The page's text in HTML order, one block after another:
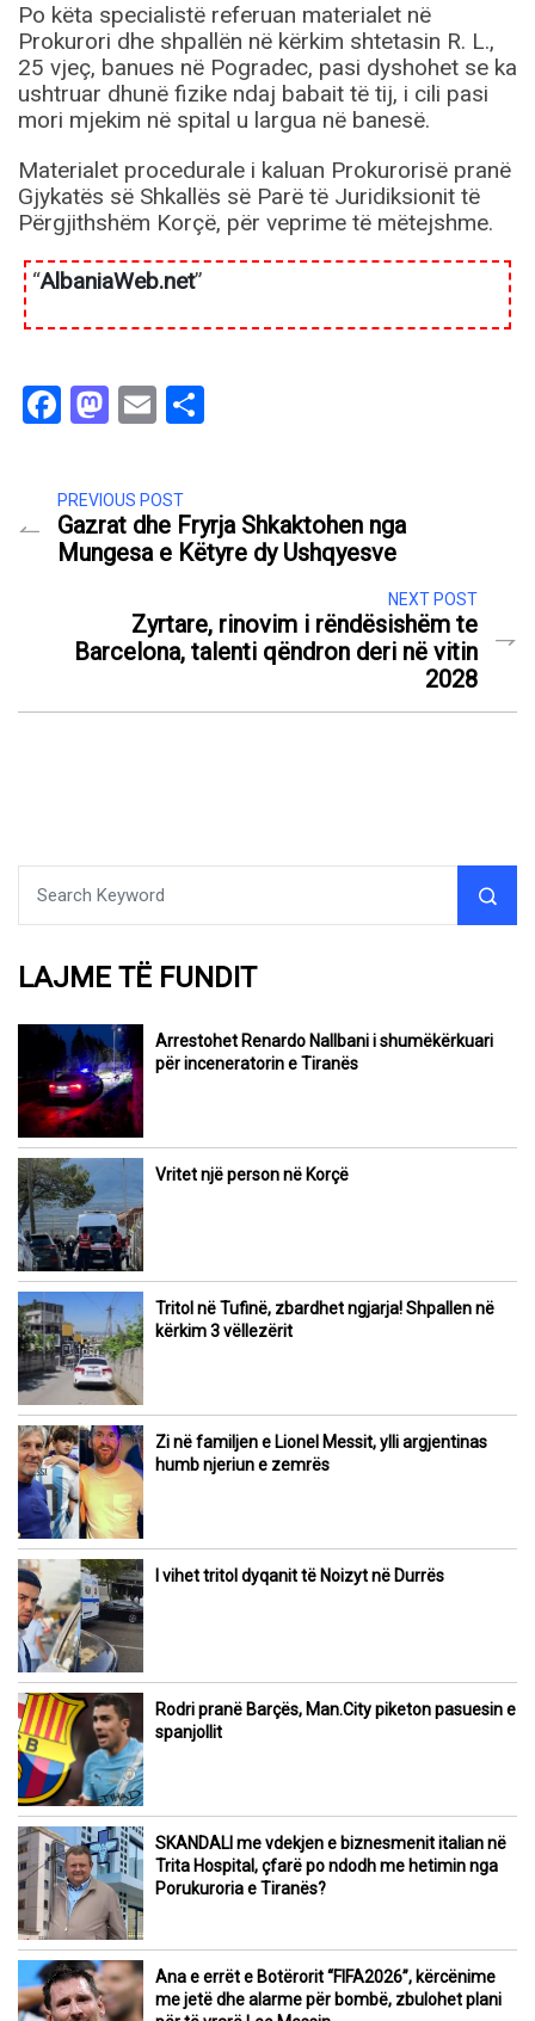
Po këta specialistë referuan materialet në
Prokurori dhe shpallën në kërkim shtetasin R. L.,
25 vjeç, banues në Pogradec, pasi dyshohet se ka
ushtruar dhunë fizike ndaj babait të tij, i cili pasi
mori mjekim në spital u largua në banesë.
Materialet procedurale i kaluan Prokurorisë pranë
Gjykatës së Shkallës së Parë të Juridiksionit të
Përgjithshëm Korçë, për veprime të mëtejshme.
“AlbaniaWeb.net”
Facebook
Mastodon
Email
PREVIOUS POST
Gazrat dhe Fryrja Shkaktohen nga
Mungesa e Këtyre dy Ushqyesve
NEXT POST
Zyrtare, rinovim i rëndësishëm te
Barcelona, talenti qëndron deri në vitin
2028
LAJME TË FUNDIT
Arrestohet Renardo Nallbani i shumëkërkuari
për inceneratorin e Tiranës
Vritet një person në Korçë
Tritol në Tufinë, zbardhet ngjarja! Shpallen në
kërkim 3 vëllezërit
Zi në familjen e Lionel Messit, ylli argjentinas
humb njeriun e zemrës
I vihet tritol dyqanit të Noizyt në Durrës
Rodri pranë Barçës, Man.City piketon pasuesin e
spanjollit
SKANDALI me vdekjen e biznesmenit italian në
Trita Hospital, çfarë po ndodh me hetimin nga
Porukuroria e Tiranës?
Ana e errët e Botërorit “FIFA2026”, kërcënime
me jetë dhe alarme për bombë, zbulohet plani